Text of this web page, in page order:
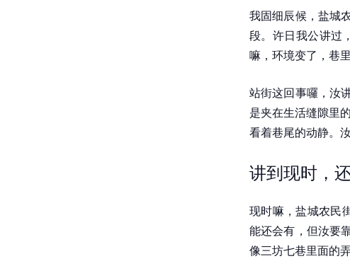
我固细辰候，盐城
段。许日我公讲过
嘛，环境变了，巷
站街这回事囉，汝
是夹在生活缝隙里
看着巷尾的动静。
讲到现时，
现时嘛，盐城农民
能还会有，但汝要
像三坊七巷里面的